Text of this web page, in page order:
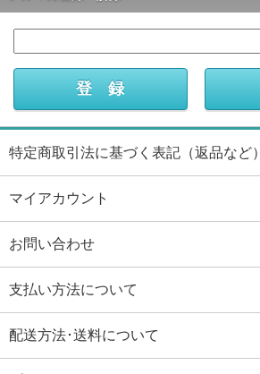
特定商取引法に基づく表記（返品など）
マイアカウント
お問い合わせ
支払い方法について
配送方法･送料について